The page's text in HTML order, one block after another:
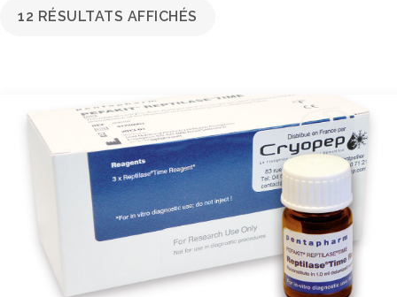
12 RÉSULTATS AFFICHÉS